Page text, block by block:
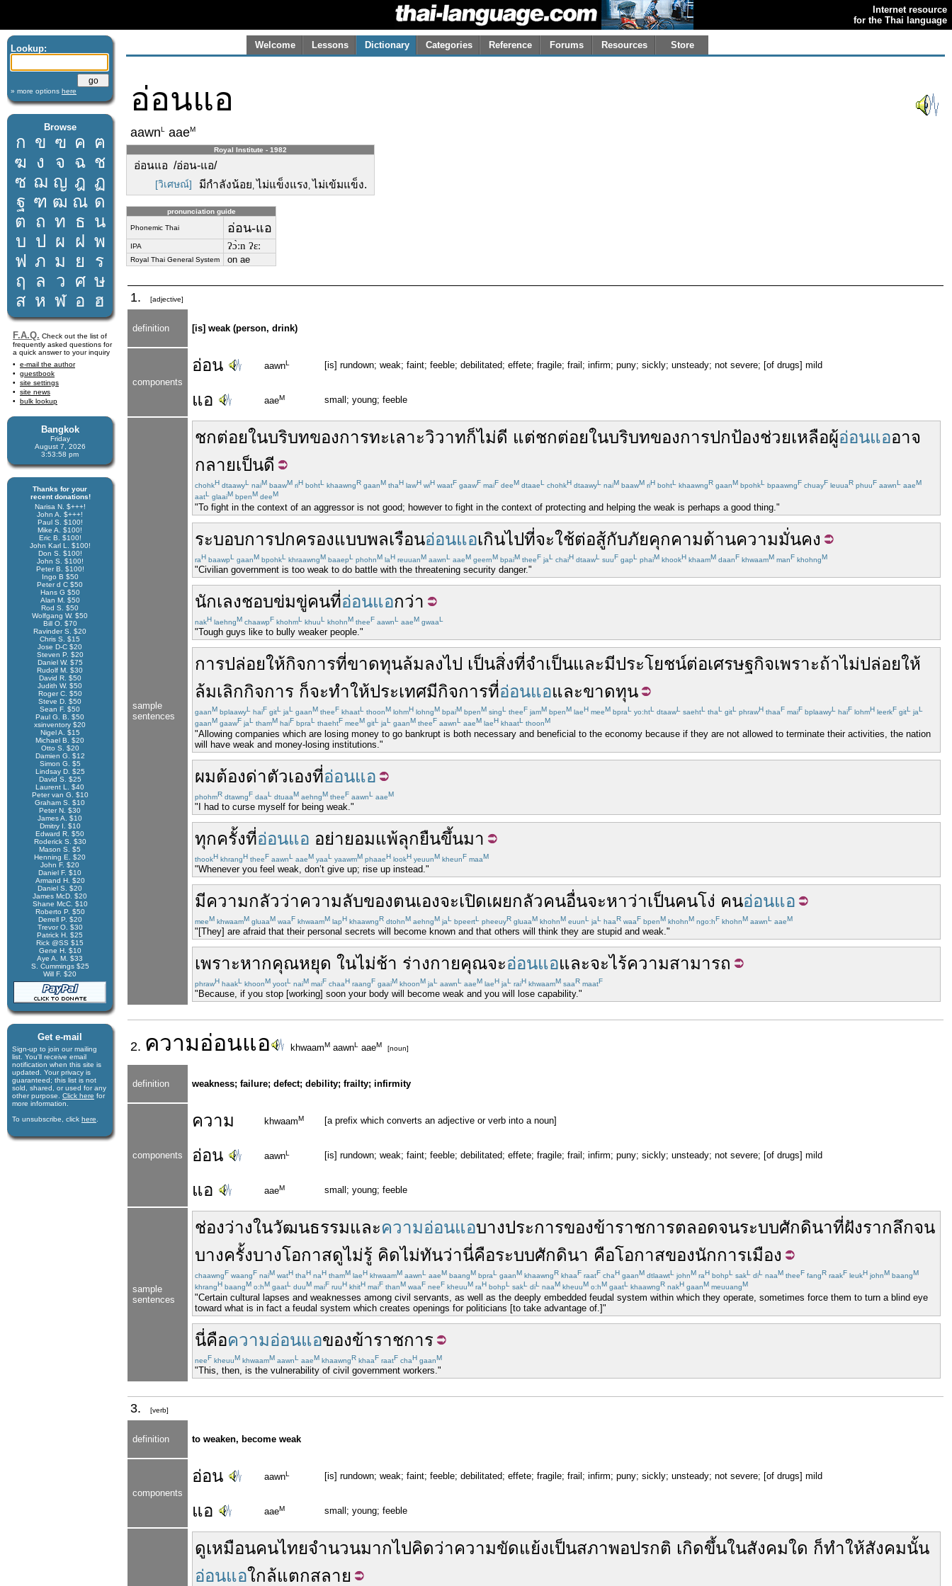
Internet resource
for the Thai language
Lookup:
» more options here
Browse
ก ข ฃ ค ฅ
ฆ ง จ ฉ ช
ซ ฌ ญ ฎ ฏ
ฐ ฑ ฒ ณ ด
ต ถ ท ธ น
บ ป ผ ฝ พ
ฟ ภ ม ย
ร
ฤ
ล ว ศ ษ
ส ห ฬ อ ฮ
F.A.Q. Check out the list of
frequently asked questions for
a quick answer to your inquiry
e-mail the author
guestbook
site settings
site news
bulk lookup
Bangkok
Friday
August 7, 2026
3:53:59 pm
Thanks for your
recent donations!
Narisa N. $+++!
John A. $+++!
Paul S. $100!
Mike A. $100!
Eric B. $100!
John Karl L. $100!
Don S. $100!
John S. $100!
Peter B. $100!
Ingo B $50
Peter d C $50
Hans G $50
Alan M. $50
Rod S. $50
Wolfgang W. $50
Bill O. $70
Ravinder S. $20
Chris S. $15
Jose D-C $20
Steven P. $20
Daniel W. $75
Rudolf M. $30
David R. $50
Judith W. $50
Roger C. $50
Steve D. $50
Sean F. $50
Paul G. B. $50
xsinventory $20
Nigel A. $15
Michael B. $20
Otto S. $20
Damien G. $12
Simon G. $5
Lindsay D. $25
David S. $25
Laurent L. $40
Peter van G. $10
Graham S. $10
Peter N. $30
James A. $10
Dmitry I. $10
Edward R. $50
Roderick S. $30
Mason S. $5
Henning E. $20
John F. $20
Daniel F. $10
Armand H. $20
Daniel S. $20
James McD. $20
Shane McC. $10
Roberto P. $50
Derrell P. $20
Trevor O. $30
Patrick H. $25
Rick @SS $15
Gene H. $10
Aye A. M. $33
S. Cummings $25
Will F. $20
Get e-mail
Sign-up to join our mail­ing
list. You'll receive e­mail
notification when this site is
updated. Your privacy is
guaran­teed; this list is not
sold, shared, or used for any
other purpose. Click here for
more infor­mation.
To unsubscribe, click here
Welcome Lessons Dictionary Categories Reference Forums Resources Store
อ่อนแอ
aawnL aaeM
Royal Institute - 1982
อ่อนแอ /อ่อน-แอ/
[วิเศษณ์] มีกำลังน้อย, ไม่แข็งแรง, ไม่เข้มแข็ง.
pronunciation guide
Phonemic Thai อ่อน-แอ
IPA ʔɔ̀ːn ʔɛː
Royal Thai General System on ae
1. [adjective]
definition [is] weak (person, drink)
components
อ่อน aawnL [is] rundown; weak; faint; feeble; debilitated; effete; fragile; frail; infirm; puny; sickly; unsteady; not severe; [of drugs] mild
แอ aaeM small; young; feeble
sample
sentences
ชกต่อยในบริบทของการทะเลาะวิวาทก็ไม่ดี แต่ชกต่อยในบริบทของการปกป้องช่วยเหลือผู้อ่อนแออาจ
กลายเป็นดี
chohkH dtaawyL naiM baawM riH bohtL khaawngR gaanM thaH lawH wiH waatF gaawF maiF deeM dtaaeL chohkH dtaawyL naiM baawM riH bohtL khaawngR gaanM bpohkL bpaawngF chuayF leuuaR phuuF aawnL aaeM
aatL glaaiM bpenM deeM
"To fight in the context of an aggressor is not good; however to fight in the context of protecting and helping the weak is perhaps a good thing."
ระบอบการปกครองแบบพลเรือนอ่อนแอเกินไปที่จะใช้ต่อสู้กับภัยคุกคามด้านความมั่นคง
raH baawpL gaanM bpohkL khraawngM baaepL phohnM laH reuuanM aawnL aaeM geernM bpaiM theeF jaL chaiH dtaawL suuF gapL phaiM khookH khaamM daanF khwaamM manF khohngM
"Civilian government is too weak to do battle with the threatening security danger."
นักเลงชอบข่มขู่คนที่อ่อนแอกว่า
nakH laehngM chaawpF khohmL khuuL khohnM theeF aawnL aaeM gwaaL
"Tough guys like to bully weaker people."
การปล่อยให้กิจการที่ขาดทุนล้มลงไป เป็นสิ่งที่จำเป็นและมีประโยชน์ต่อเศรษฐกิจเพราะถ้าไม่ปล่อยให้
ล้มเลิกกิจการ ก็จะทำให้ประเทศมีกิจการที่อ่อนแอและขาดทุน
gaanM bplaawyL haiF gitL jaL gaanM theeF khaatL thoonM lohmH lohngM bpaiM bpenM singL theeF jamM bpenM laeH meeM bpraL yo:htL dtaawL saehtL thaL gitL phrawH thaaF maiF bplaawyL haiF lohmH leerkF gitL jaL
gaanM gaawF jaL thamM haiF bpraL thaehtF meeM gitL jaL gaanM theeF aawnL aaeM laeH khaatL thoonM
"Allowing companies which are losing money to go bankrupt is both necessary and beneficial to the economy because if they are not allowed to terminate their activities, the nation
will have weak and money-losing institutions."
ผมต้องด่าตัวเองที่อ่อนแอ
phohmR dtawngF daaL dtuaaM aehngM theeF aawnL aaeM
"I had to curse myself for being weak."
ทุกครั้งที่อ่อนแอ อย่ายอมแพ้ลุกยืนขึ้นมา
thookH khrangH theeF aawnL aaeM yaaL yaawmM phaaeH lookH yeuunM kheunF maaM
"Whenever you feel weak, don’t give up; rise up instead."
มีความกลัวว่าความลับของตนเองจะเปิดเผยกลัวคนอื่นจะหาว่าเป็นคนโง่ คนอ่อนแอ
meeM khwaamM gluaaM waaF khwaamM lapH khaawngR dtohnM aehngM jaL bpeertL pheeuyR gluaaM khohnM euunL jaL haaR waaF bpenM khohnM ngo:hF khohnM aawnL aaeM
"[They] are afraid that their personal secrets will become known and that others will think they are stupid and weak."
เพราะหากคุณหยุด ในไม่ช้า ร่างกายคุณจะอ่อนแอและจะไร้ความสามารถ
phrawH haakL khoonM yootL naiM maiF chaaH raangF gaaiM khoonM jaL aawnL aaeM laeH jaL raiH khwaamM saaR maatF
"Because, if you stop [working] soon your body will become weak and you will lose capability."
2. ความอ่อนแอ khwaamM aawnL aaeM [noun]
definition weakness; failure; defect; debility; frailty; infirmity
components
ความ khwaamM [a prefix which converts an adjective or verb into a noun]
อ่อน aawnL [is] rundown; weak; faint; feeble; debilitated; effete; fragile; frail; infirm; puny; sickly; unsteady; not severe; [of drugs] mild
แอ aaeM small; young; feeble
sample
sentences
ช่องว่างในวัฒนธรรมและความอ่อนแอบางประการของข้าราชการตลอดจนระบบศักดินาที่ฝังรากลึกจน
บางครั้งบางโอกาสดูไม่รู้ คิดไม่ทันว่านี่คือระบบศักดินา คือโอกาสของนักการเมือง
chaawngF waangF naiM watH thaH naH thamM laeH khwaamM aawnL aaeM baangM bpraL gaanM khaawngR khaaF raatF chaH gaanM dtlaawtL johnM raH bohpL sakL diL naaM theeF fangR raakF leukH johnM baangM
khrangH baangM o:hM gaatL duuM maiF ruuH khitH maiF thanM waaF neeF kheuuM raH bohpL sakL diL naaM kheuuM o:hM gaatL khaawngR nakH gaanM meuuangM
"Certain cultural lapses and weaknesses among civil servants, as well as the deeply embedded feudal system within which they operate, sometimes force them to turn a blind eye
toward what is in fact a feudal system which creates openings for politicians [to take advantage of.]"
นี่คือความอ่อนแอของข้าราชการ
neeF kheuuM khwaamM aawnL aaeM khaawngR khaaF raatF chaH gaanM
"This, then, is the vulnerability of civil government workers."
3. [verb]
definition to weaken, become weak
components
อ่อน aawnL [is] rundown; weak; faint; feeble; debilitated; effete; fragile; frail; infirm; puny; sickly; unsteady; not severe; [of drugs] mild
แอ aaeM small; young; feeble
ดูเหมือนคนไทยจำนวนมากไปคิดว่าความขัดแย้งเป็นสภาพอปรกติ เกิดขึ้นในสังคมใด ก็ทำให้สังคมนั้น
อ่อนแอใกล้แตกสลาย